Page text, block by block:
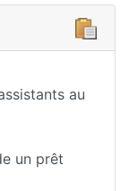
au
un prêt